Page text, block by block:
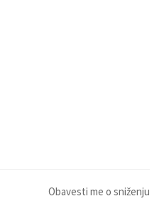
Obavesti me o sniženju